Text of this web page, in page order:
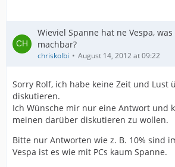
Vor allem für unsympathische Kunden.
Wieviel Spanne hat ne Vespa,
machbar?
chriskolbi August 14, 2012 at 09:22
Sorry Rolf, ich habe keine Zeit und Lust
diskutieren.
Ich Wünsche mir nur eine Antwort und
meinen darüber diskutieren zu wollen.
Bitte nur Antworten wie z. B. 10% sind
Vespa ist es wie mit PCs kaum Spanne.